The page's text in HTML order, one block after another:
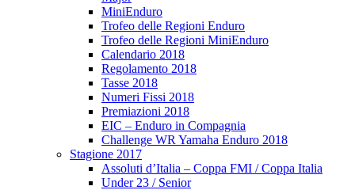
MiniEnduro
Trofeo delle Regioni Enduro
Trofeo delle Regioni MiniEnduro
Calendario 2018
Regolamento 2018
Tasse 2018
Numeri Fissi 2018
Premiazioni 2018
EIC – Enduro in Compagnia
Challenge WR Yamaha Enduro 2018
Stagione 2017
Assoluti d’Italia – Coppa FMI / Coppa Italia
Under 23 / Senior